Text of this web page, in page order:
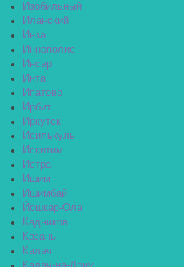
Изобильный
Иланский
Инза
Иннополис
Инсар
Инта
Ипатово
Ирбит
Иркутск
Исилькуль
Искитим
Истра
Ишим
Ишимбай
Йошкар-Ола
Кадников
Казань
Калач